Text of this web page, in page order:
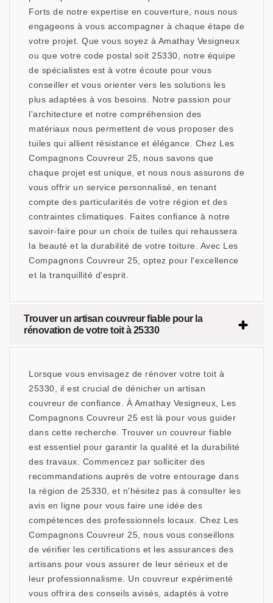
Forts de notre expertise en couverture, nous nous
engageons à vous accompagner à chaque étape de
votre projet. Que vous soyez à Amathay Vesigneux
ou que votre code postal soit 25330, notre équipe
de spécialistes est à votre écoute pour vous
conseiller et vous orienter vers les solutions les
plus adaptées à vos besoins. Notre passion pour
l'architecture et notre compréhension des
matériaux nous permettent de vous proposer des
tuiles qui allient résistance et élégance. Chez Les
Compagnons Couvreur 25, nous savons que
chaque projet est unique, et nous nous assurons de
vous offrir un service personnalisé, en tenant
compte des particularités de votre région et des
contraintes climatiques. Faites confiance à notre
savoir-faire pour un choix de tuiles qui rehaussera
la beauté et la durabilité de votre toiture. Avec Les
Compagnons Couvreur 25, optez pour l'excellence
et la tranquillité d'esprit.
Trouver un artisan couvreur fiable pour la
rénovation de votre toit à 25330
Lorsque vous envisagez de rénover votre toit à
25330, il est crucial de dénicher un artisan
couvreur de confiance. À Amathay Vesigneux, Les
Compagnons Couvreur 25 est là pour vous guider
dans cette recherche. Trouver un couvreur fiable
est essentiel pour garantir la qualité et la durabilité
des travaux. Commencez par solliciter des
recommandations auprès de votre entourage dans
la région de 25330, et n'hésitez pas à consulter les
avis en ligne pour vous faire une idée des
compétences des professionnels locaux. Chez Les
Compagnons Couvreur 25, nous vous conseillons
de vérifier les certifications et les assurances des
artisans pour vous assurer de leur sérieux et de
leur professionnalisme. Un couvreur expérimenté
vous offrira des conseils avisés, adaptés à votre